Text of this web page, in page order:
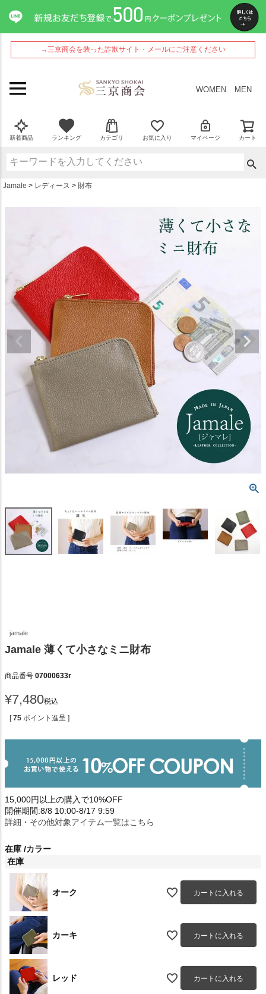
→三京商会を装った詐欺サイト・メールにご注意ください
WOMEN MEN
新着商品 ランキング カテゴリ お気に入り マイページ カート
Jamale レディース 財布
jamale
Jamale 薄くて小さなミニ財布
商品番号 07000633r
¥7,480税込
[ 75 ポイント進呈 ]
15,000円以上の購入で10%OFF
開催期間:8/8 10:00-8/17 9:59
詳細・その他対象アイテム一覧はこちら
在庫 カラー
在庫
オーク カートに入れる
カーキ カートに入れる
レッド カートに入れる
ペー
ジト
ップ
へ